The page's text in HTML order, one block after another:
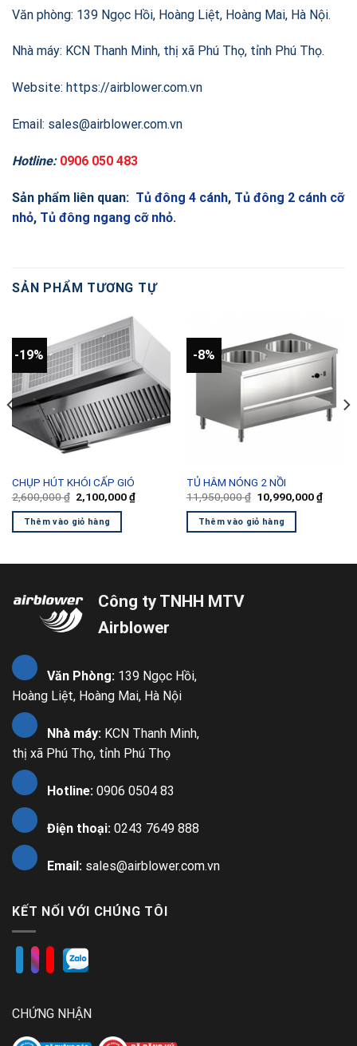
Văn phòng: 139 Ngọc Hồi, Hoàng Liệt, Hoàng Mai, Hà Nội.
Nhà máy: KCN Thanh Minh, thị xã Phú Thọ, tỉnh Phú Thọ.
Website: https://airblower.com.vn
Email: sales@airblower.com.vn
Hotline: 0906 050 483
Sản phẩm liên quan: Tủ đông 4 cánh, Tủ đông 2 cánh cỡ
nhỏ, Tủ đông ngang cỡ nhỏ.
SẢN PHẨM TƯƠNG TỰ
-19%
CHỤP HÚT KHÓI CẤP GIÓ
2,600,000₫ Giá
gốc
là:
2,600,000 ₫.
2,100,000₫Giá
hiện
Thêm vào giỏ hàng
-8%
TỦ HÂM NÓNG 2 NỒI
11,950,000₫ Giá
gốc
là:
11,950,000 ₫.
10,990,000₫Giá
hiện
Thêm vào giỏ hàng
Công ty TNHH MTV
Airblower
Văn Phòng: 139 Ngọc Hồi,
Hoàng Liệt, Hoàng Mai, Hà Nội
Nhà máy: KCN Thanh Minh,
thị xã Phú Thọ, tỉnh Phú Thọ
Hotline: 0906 0504 83
Điện thoại: 0243 7649 888
Email: sales@airblower.com.vn
KẾT NỐI VỚI CHÚNG TÔI
CHỨNG NHẬN